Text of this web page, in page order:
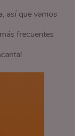
así que vamos
frecuentes